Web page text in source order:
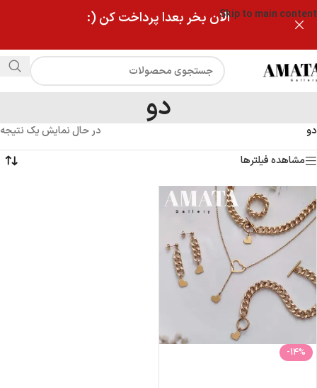
Skip to main contentالان بخر بعدا پرداخت کن (:
دو
دو
در حال نمایش یک نتیجه
مشاهده فیلترها
-14%